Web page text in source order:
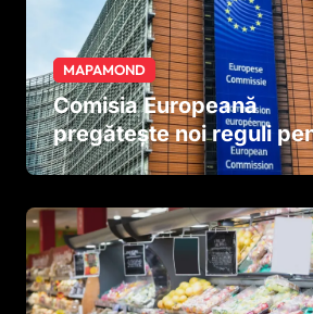
MAPAMOND
Comisia Europeană
pregătește noi reguli
tutun și țigările